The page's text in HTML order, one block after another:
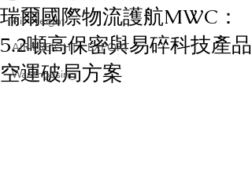
Air Freight
AIR FREIGHT - EXPORT
Warehousing
瑞爾國際物流護航MWC：
5.2噸高保密與易碎科技產品
空運破局方案